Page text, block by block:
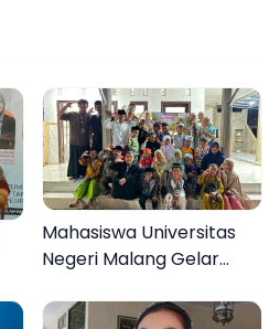
Mahasiswa Universitas
Negeri Malang Gelar
Desa Dapenda